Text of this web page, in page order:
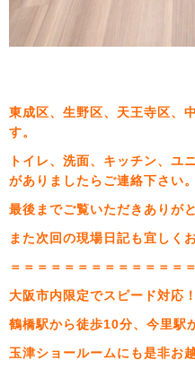
東成区、生野区、天王寺区、
す。
トイレ、洗面、キッチン、ユ
がありましたらご連絡下さい。
最後までご覧いただきありが
また次回の現場日記も宜しく
＝＝＝＝＝＝＝＝＝＝＝＝＝
大阪市内限定でスピード対応！
鶴橋駅から徒歩10分、今里駅
玉津ショールームにも是非お